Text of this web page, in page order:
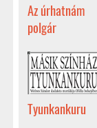
Az úrhatnám
polgár
Tyunkankuru